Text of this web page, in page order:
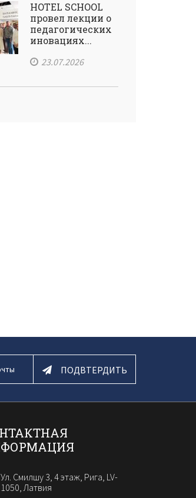
HOTEL SCHOOL
провел лекции о
педагогических
иновациях...
23.07.2026
ПОДВТЕРДИТЬ
Ул. Смилшу 3, 4 этаж, Рига, LV-
1050, Латвия